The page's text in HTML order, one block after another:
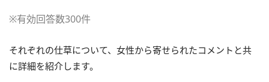
※有効回答数300件
それぞれの仕草について、女性から寄せられたコメントと共
に詳細を紹介します。